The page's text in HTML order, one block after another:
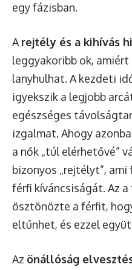
egy fázisban.
A rejtély és a kihívás
leggyakoribb ok,
lanyhulhat. A kezdeti
igyekszik a legjobb
egészséges
izgalmat. Ahogy
a nők „túl elérhetővé”
bizonyos „rejtélyt”,
férfi kíváncsiságát. Az
ösztönözte a férfit,
eltűnhet, és ezzel
Az önállóság